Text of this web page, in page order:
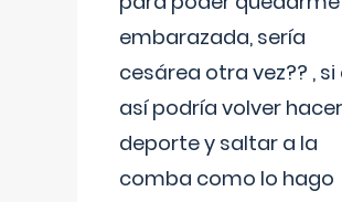
embarazada, sería
cesárea otra vez?? , si
así podría volver hacer
deporte y saltar a la
comba como lo hago